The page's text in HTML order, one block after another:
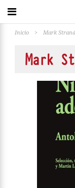
Inicio > Mark Strand
Mark